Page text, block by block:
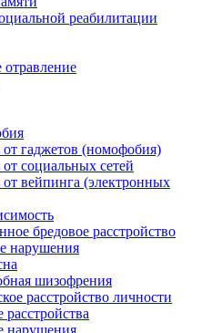
реабилитации
отравление
от гаджетов (номофобия)
социальных сетей
от вейпинга (электронных
бредовое расстройство
нарушения
шизофрения
расстройство личности
нарушения